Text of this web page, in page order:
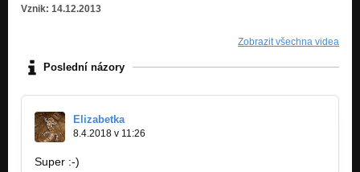
Vznik: 14.12.2013
Zobrazit všechna videa
Poslední názory
Elizabetka
8.4.2018 v 11:26
Super :-)